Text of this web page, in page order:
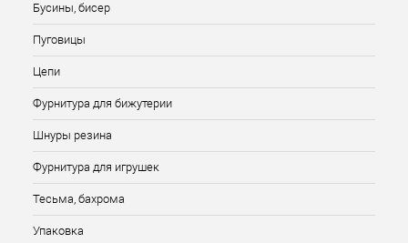
Бусины, бисер
Пуговицы
Цепи
Фурнитура для бижутерии
Шнуры резина
Фурнитура для игрушек
Тесьма, бахрома
Упаковка